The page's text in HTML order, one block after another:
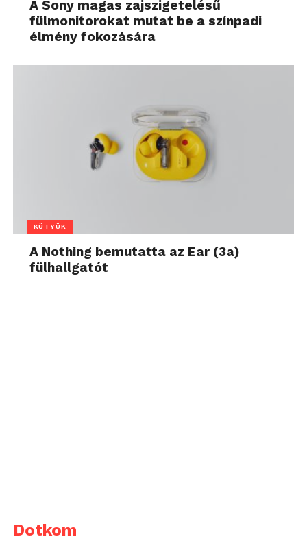
A Sony magas zajszigetelésű
fülmonitorokat mutat be a színpadi
élmény fokozására
KÜTYÜK
A Nothing bemutatta az Ear (3a)
fülhallgatót
Dotkom